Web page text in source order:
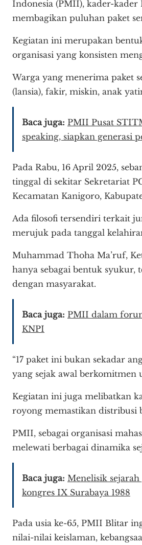
Indonesia (PMII), kader-
membagikan puluhan paket
Kegiatan ini merupakan
organisasi yang konsisten
Warga yang menerima paket
(lansia), fakir, miskin, anak
Baca juga: PMII Pusat
speaking, siapkan generasi
Pada Rabu, 16 April 2025,
tinggal di sekitar Sekretariat
Kecamatan Kanigoro,
Ada filosofi tersendiri terkait
merujuk pada tanggal
Muhammad Thoha Ma’ruf,
hanya sebagai bentuk syukur,
dengan masyarakat.
Baca juga: PMII dalam
KNPI
“17 paket ini bukan sekadar
yang sejak awal berkomitmen
Kegiatan ini juga melibatkan
royong memastikan distribusi
PMII, sebagai organisasi
melewati berbagai dinamika
Baca juga: Menelisik
kongres IX Surabaya 1988
Pada usia ke-65, PMII Blitar
nilai-nilai keislaman,